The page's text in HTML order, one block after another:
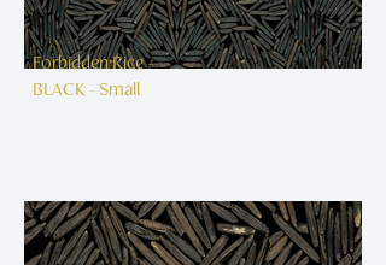
Forbidden Rice -
BLACK - Small